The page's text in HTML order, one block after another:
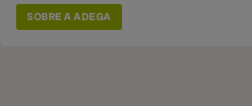
SOBRE A ADEGA